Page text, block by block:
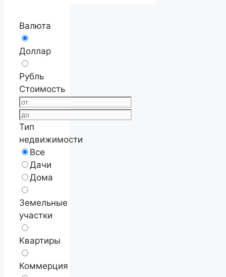
Валюта
Доллар
Рубль
Стоимость
Тип
недвижимости
Все
Дачи
Дома
Земельные
участки
Квартиры
Коммерция